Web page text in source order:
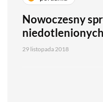
Nowoczesny
29 listopada 2018